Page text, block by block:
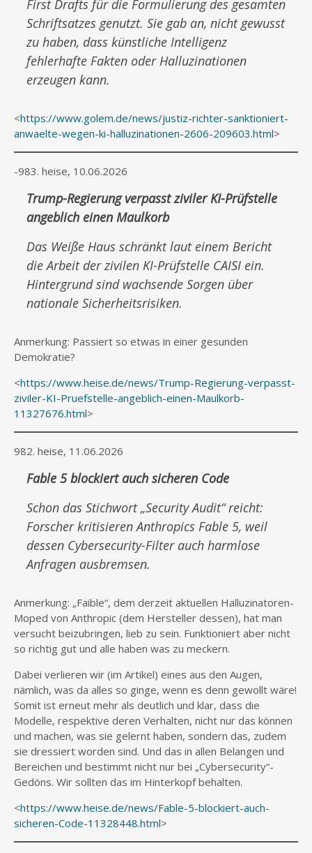
First Drafts für die Formulierung des gesamten
Schriftsatzes genutzt. Sie gab an, nicht gewusst
zu haben, dass künstliche Intelligenz
fehlerhafte Fakten oder Halluzinationen
erzeugen kann.
<https://www.golem.de/news/justiz-richter-sanktioniert-
anwaelte-wegen-ki-halluzinationen-2606-209603.html>
-983. heise, 10.06.2026
Trump-Regierung verpasst ziviler KI-Prüfstelle
angeblich einen Maulkorb
Das Weiße Haus schränkt laut einem Bericht
die Arbeit der zivilen KI-Prüfstelle CAISI ein.
Hintergrund sind wachsende Sorgen über
nationale Sicherheitsrisiken.
Anmerkung: Passiert so etwas in einer gesunden
Demokratie?
<https://www.heise.de/news/Trump-Regierung-verpasst-
ziviler-KI-Pruefstelle-angeblich-einen-Maulkorb-
11327676.html>
982. heise, 11.06.2026
Fable 5 blockiert auch sicheren Code
Schon das Stichwort „Security Audit“ reicht:
Forscher kritisieren Anthropics Fable 5, weil
dessen Cybersecurity-Filter auch harmlose
Anfragen ausbremsen.
Anmerkung: „Faible“, dem derzeit aktuellen Halluzinatoren-
Moped von Anthropic (dem Hersteller dessen), hat man
versucht beizubringen, lieb zu sein. Funktioniert aber nicht
so richtig gut und alle haben was zu meckern.
Dabei verlieren wir (im Artikel) eines aus den Augen,
nämlich, was da alles so ginge, wenn es denn gewollt wäre!
Somit ist erneut mehr als deutlich und klar, dass die
Modelle, respektive deren Verhalten, nicht nur das können
und machen, was sie gelernt haben, sondern das, zudem
sie dressiert worden sind. Und das in allen Belangen und
Bereichen und bestimmt nicht nur bei „Cybersecurity“-
Gedöns. Wir sollten das im Hinterkopf behalten.
<https://www.heise.de/news/Fable-5-blockiert-auch-
sicheren-Code-11328448.html>